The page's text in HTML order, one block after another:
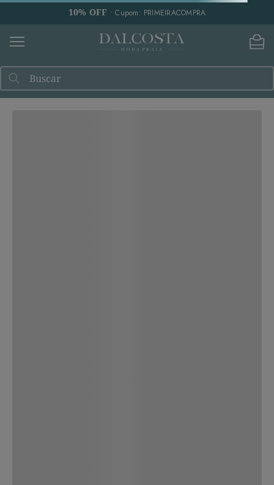
10% OFF • Cupom: PRIMEIRACOMPRA
Buscar